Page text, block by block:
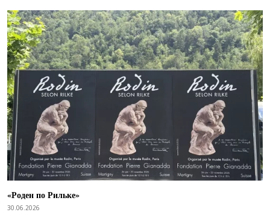
«Роден по Рильке»
30.06.2026